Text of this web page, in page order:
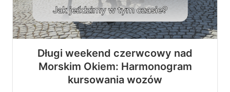
Długi weekend czerwcowy nad
Morskim Okiem: Harmonogram
kursowania wozów